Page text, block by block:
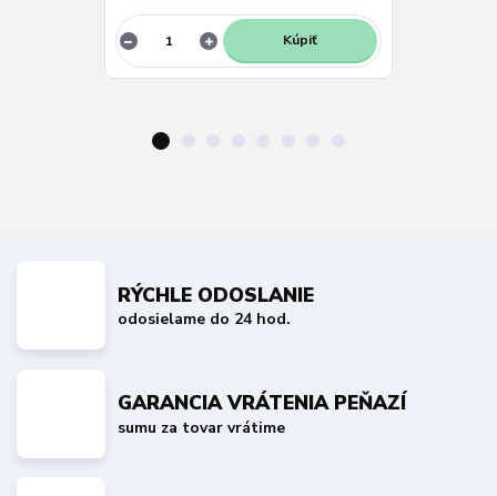
Kúpiť
RÝCHLE ODOSLANIE
odosielame do 24 hod.
GARANCIA VRÁTENIA PEŇAZÍ
sumu za tovar vrátime